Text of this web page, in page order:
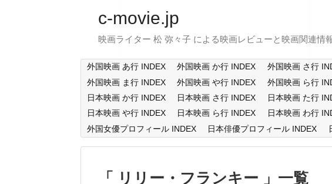
c-movie.jp
映画ライター 松 弥々子 による映画レビューと映画関連情
外国映画 あ行 INDEX 外国映画 か行 INDEX 外国映画 さ行
外国映画 ま行 INDEX
外国映画 や行 INDEX 外国映画 ら行
日本映画 か行 INDEX
日本映画 さ行 INDEX 日本映画 た行
日本映画 や行 INDEX
日本映画 ら行 INDEX 日本映画 わ行
外国女優プロフィール INDEX
日本俳優プロフィール INDEX
リリー・フランキー 一覧